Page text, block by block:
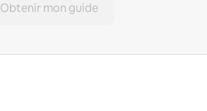
Obtenir mon guide